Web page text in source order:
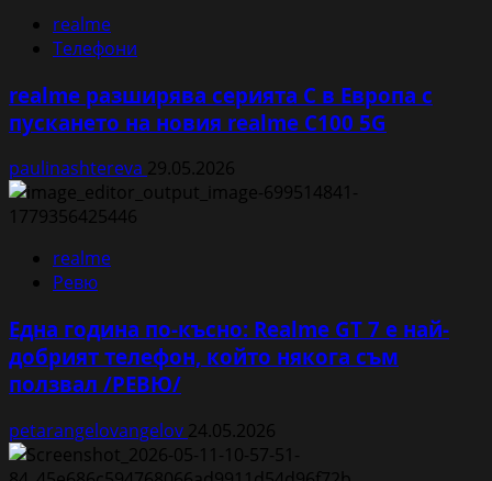
realme
Телефони
realme разширява серията C в Европа с
пускането на новия realme C100 5G
paulinashtereva 29.05.2026
realme
Ревю
Една година по-късно: Realme GT 7 е най-
добрият телефон, който някога съм
ползвал /РЕВЮ/
petarangelovangelov 24.05.2026